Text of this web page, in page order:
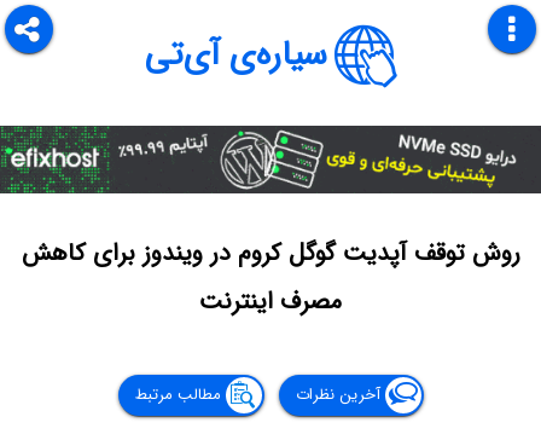
سیاره‌ی آی‌تی
روش توقف آپدیت گوگل کروم در ویندوز برای کاهش
مصرف اینترنت
آخرین نظرات مطالب مرتبط